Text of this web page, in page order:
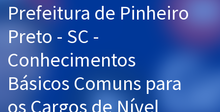
Graduação
OAB
Mentorias
Prefeitura de Pinheiro
Preto - SC -
Conhecimentos
Básicos Comuns para
os Cargos de Nível